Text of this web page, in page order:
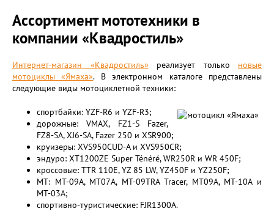
Ассортимент мототехники в
компании «Квадростиль»
Интернет-магазин «Квадростиль» реализует только новые
мотоциклы «Ямаха». В электронном каталоге представлены
следующие виды мотоциклетной техники:
спортбайки: YZF-R6 и YZF-R3;
дорожные: VMAX, FZ1-S Fazer,
FZ8-SA, XJ6-SA, Fazer 250 и XSR900;
круизеры: XVS950CUD-A и XVS950CR;
эндуро: XT1200ZE Super Ténéré, WR250R и WR 450F;
кроссовые: TTR 110E, YZ 85 LW, YZ450F и YZ250F;
MT: MT-09A, МТ07A, MT-09TRA Tracer, МТ09A, MT-10A и
MT-03A;
спортивно-туристические: FJR1300A.